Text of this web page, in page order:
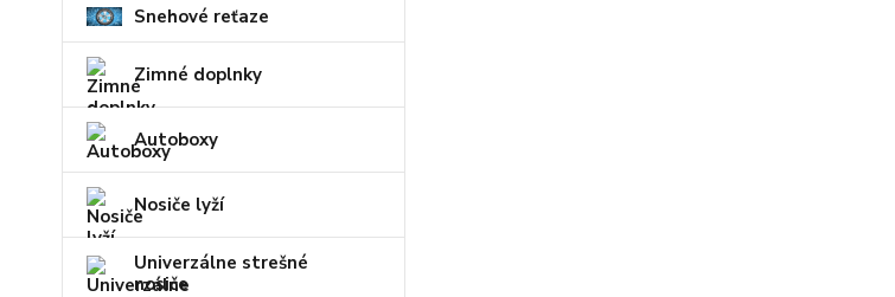
Snehové reťaze
Zimné doplnky
Autoboxy
Nosiče lyží
Univerzálne strešné
nosiče